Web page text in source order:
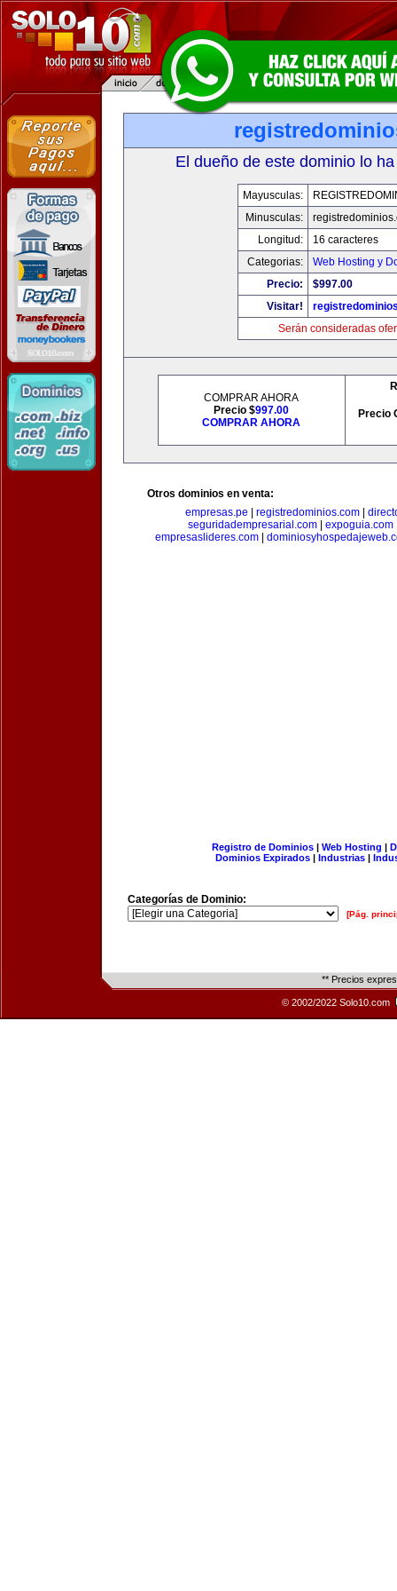
El dueño de este dominio lo
Mayusculas:
Minusculas:
Longitud:
16 caracteres
Categorias:
Web Hosting y
Precio:
$997.00
Visitar!
Serán consideradas
COMPRAR AHORA
Precio $997.00
COMPRAR AHORA
Precio
Otros dominios en venta:
empresas.pe
registredominios.com
seguridadempresarial.com
expoguia.com
empresaslideres.com|
Registro de Dominios| Web Hosting |
Dominios Expirados | Industrias |
Categorías de Dominio:
[Pág.
** Precios
© 2002/2022 Solo10.com